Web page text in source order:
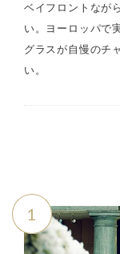
ベイフロントなが
い。ヨーロッパで
グラスが自慢のチ
い。
1